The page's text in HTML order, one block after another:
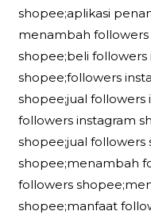
shopee;aplikasi
menambah
shopee;beli
shopee;followers
shopee;jual followers
followers instagram
shopee;jual
shopee;menambah
followers
shopee;manfaat